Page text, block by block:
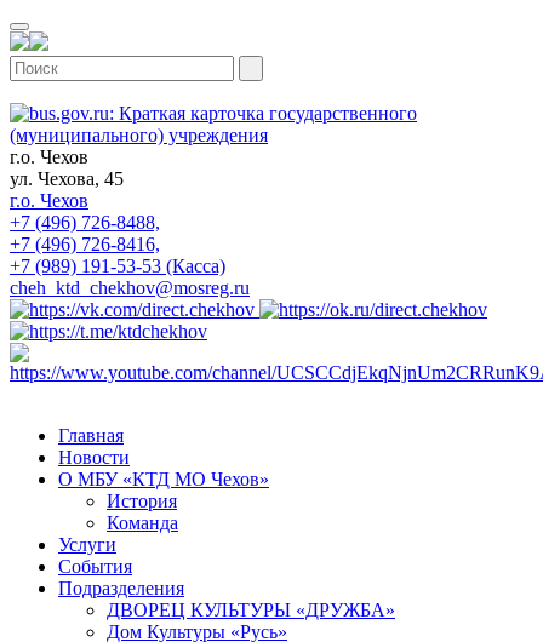
г.о. Чехов
ул. Чехова, 45
г.о. Чехов
+7 (496) 726-8488,
+7 (496) 726-8416,
+7 (989) 191-53-53 (Касса)
cheh_ktd_chekhov@mosreg.ru
Главная
Новости
О МБУ «КТД МО Чехов»
История
Команда
Услуги
События
Подразделения
ДВОРЕЦ КУЛЬТУРЫ «ДРУЖБА»
Дом Культуры «Русь»